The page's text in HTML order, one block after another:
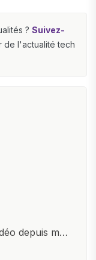
? Suivez-
de l'actualité tech
depuis mon